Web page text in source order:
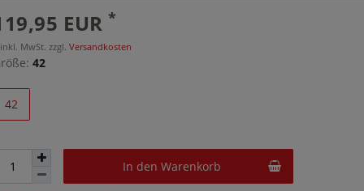
EUR*
MwSt. zzgl. Versandkosten
42
42
In den Warenkorb